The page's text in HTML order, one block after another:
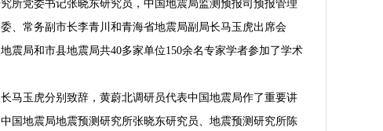
所党委书记张晓东研究员，中国地震局监测预报司预报管理
、常务副市长李青川和青海省地震局副局长马玉虎出席会
震局和市县地震局共40多家单位150余名专家学者参加了学术
马玉虎分别致辞，黄蔚北调研员代表中国地震局作了重要讲
国地震局地震预测研究所张晓东研究员、地震预测研究所陈